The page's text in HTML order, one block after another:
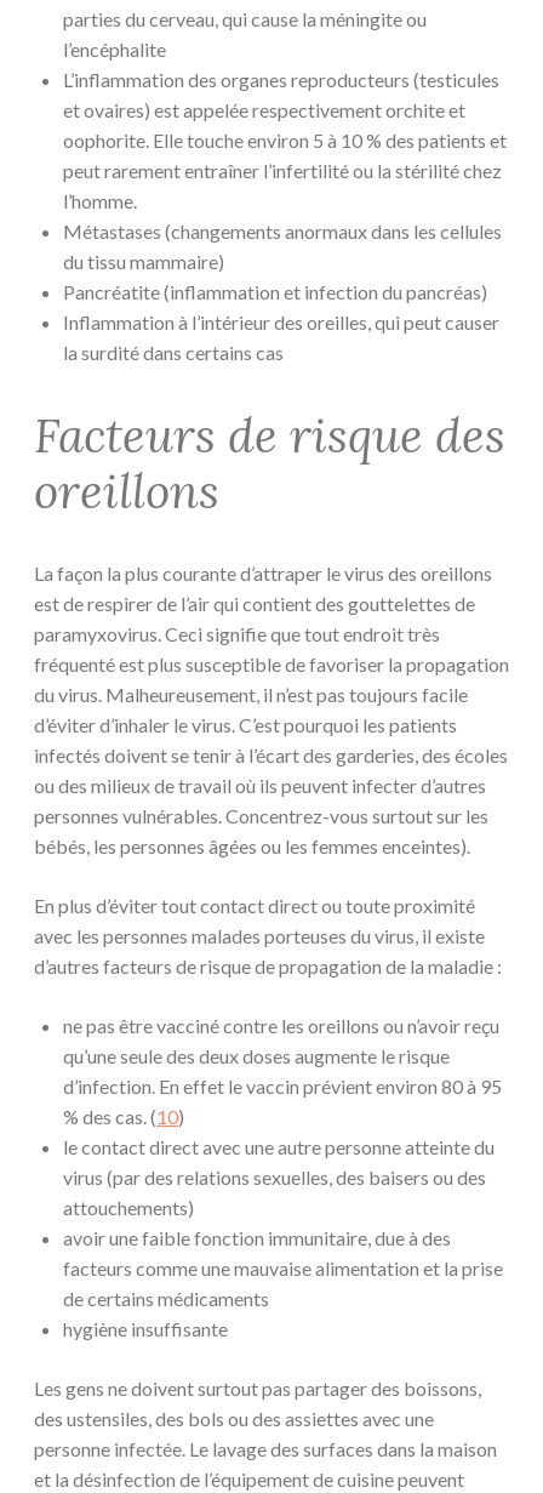
parties du cerveau, qui cause la méningite ou
l’encéphalite
L’inflammation des organes reproducteurs (testicules
et ovaires) est appelée respectivement orchite et
oophorite. Elle touche environ 5 à 10 % des patients et
peut rarement entraîner l’infertilité ou la stérilité chez
l’homme.
Métastases (changements anormaux dans les cellules
du tissu mammaire)
Pancréatite (inflammation et infection du pancréas)
Inflammation à l’intérieur des oreilles, qui peut causer
la surdité dans certains cas
Facteurs de risque des
oreillons
La façon la plus courante d’attraper le virus des oreillons
est de respirer de l’air qui contient des gouttelettes de
paramyxovirus. Ceci signifie que tout endroit très
fréquenté est plus susceptible de favoriser la propagation
du virus. Malheureusement, il n’est pas toujours facile
d’éviter d’inhaler le virus. C’est pourquoi les patients
infectés doivent se tenir à l’écart des garderies, des écoles
ou des milieux de travail où ils peuvent infecter d’autres
personnes vulnérables. Concentrez-vous surtout sur les
bébés, les personnes âgées ou les femmes enceintes).
En plus d’éviter tout contact direct ou toute proximité
avec les personnes malades porteuses du virus, il existe
d’autres facteurs de risque de propagation de la maladie :
ne pas être vacciné contre les oreillons ou n’avoir reçu
qu’une seule des deux doses augmente le risque
d’infection. En effet le vaccin prévient environ 80 à 95
% des cas. (10)
le contact direct avec une autre personne atteinte du
virus (par des relations sexuelles, des baisers ou des
attouchements)
avoir une faible fonction immunitaire, due à des
facteurs comme une mauvaise alimentation et la prise
de certains médicaments
hygiène insuffisante
Les gens ne doivent surtout pas partager des boissons,
des ustensiles, des bols ou des assiettes avec une
personne infectée. Le lavage des surfaces dans la maison
et la désinfection de l’équipement de cuisine peuvent